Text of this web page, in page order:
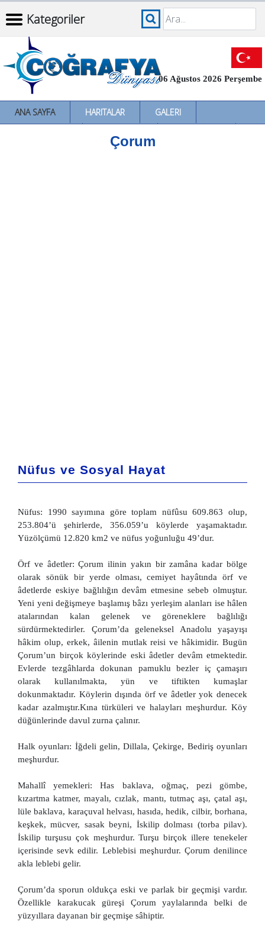
Kategoriler
06 Ağustos 2026 Perşembe
ANA SAYFA HARITALAR
GALERI
SÖZLÜKLER
Çorum
Nüfus ve Sosyal Hayat
Nüfus: 1990 sayımına göre toplam nüfûsu 609.863 olup,
253.804’ü şehirlerde, 356.059’u köylerde yaşamaktadır.
Yüzölçümü 12.820 km2 ve nüfus yoğunluğu 49’dur.
Örf ve âdetler: Çorum ilinin yakın bir zamâna kadar bölge
olarak sönük bir yerde olması, cemiyet hayâtında örf ve
âdetlerde eskiye bağlılığın devâm etmesine sebeb olmuştur.
Yeni yeni değişmeye başlamış bâzı yerleşim alanları ise hâlen
atalarından kalan gelenek ve göreneklere bağlılığı
sürdürmektedirler. Çorum’da geleneksel Anadolu yaşayışı
hâkim olup, erkek, âilenin mutlak reisi ve hâkimidir. Bugün
Çorum’un birçok köylerinde eski âdetler devâm etmektedir.
Evlerde tezgâhlarda dokunan pamuklu bezler iç çamaşırı
olarak kullanılmakta, yün ve tiftikten kumaşlar
dokunmaktadır. Köylerin dışında örf ve âdetler yok denecek
kadar azalmıştır.Kına türküleri ve halayları meşhurdur. Köy
düğünlerinde davul zurna çalınır.
Halk oyunları: İğdeli gelin, Dillala, Çekirge, Bediriş oyunları
meşhurdur.
Mahallî yemekleri: Has baklava, oğmaç, pezi gömbe,
kızartma katmer, mayalı, cızlak, mantı, tutmaç aşı, çatal aşı,
lüle baklava, karaçuval helvası, hasıda, hedik, cilbir, borhana,
keşkek, mücver, sasak beyni, İskilip dolması (torba pilav).
İskilip turşusu çok meşhurdur. Turşu birçok illere tenekeler
içerisinde sevk edilir. Leblebisi meşhurdur. Çorum denilince
akla leblebi gelir.
Çorum’da sporun oldukça eski ve parlak bir geçmişi vardır.
Özellikle karakucak güreşi Çorum yaylalarında belki de
yüzyıllara dayanan bir geçmişe sâhiptir.